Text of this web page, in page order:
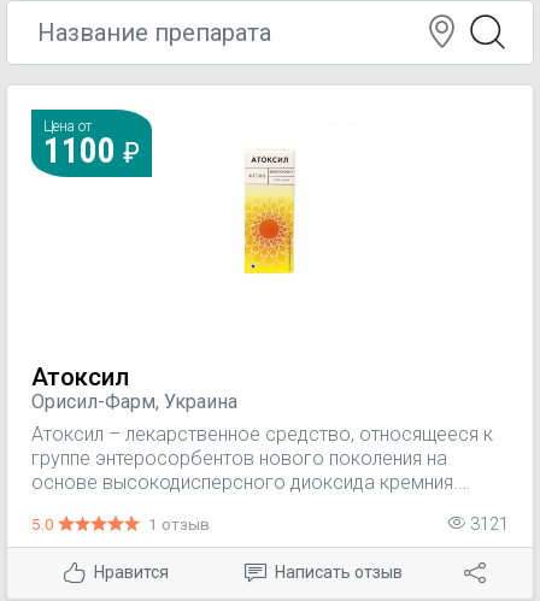
Цена от
1100
Атоксил
Орисил-Фарм, Украина
Атоксил – лекарственное средство, относящееся к
группе энтеросорбентов нового поколения на
основе высокодисперсного диоксида кремния.
структуре, Атоксил проявляет высокую
сорбционную активность и скорость действия. В
ЖКТ Атоксил быстро связывает и выводит из
5.0 1 отзыв 3121
Нравится Написать отзыв